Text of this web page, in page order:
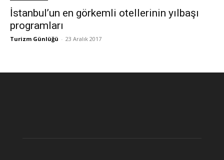
İstanbul’un en görkemli otellerinin yılbaşı
programları
Turizm Günlüğü - 23 Aralık 2017